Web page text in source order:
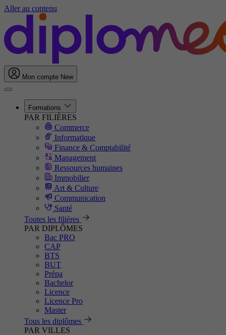
Aller au contenu
Mon compte New
Formations
PAR FILIÈRES
Commerce
Informatique
Finance & Comptabilité
Management
Ressources humaines
Immobilier
Art & Culture
Communication
Santé
Toutes les filières
PAR DIPLÔMES
Bac PRO
CAP
BTS
BUT
Prépa
Bachelor
Licence
Licence Pro
Master
Tous les diplômes
PAR VILLES